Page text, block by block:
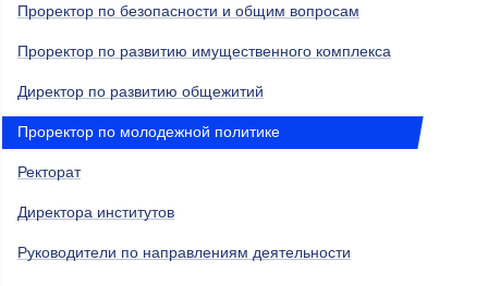
Проректор по безопасности и общим вопросам
Проректор по развитию имущественного комплекса
Директор по развитию общежитий
Проректор по молодежной политике
Ректорат
Директора институтов
Руководители по направлениям деятельности